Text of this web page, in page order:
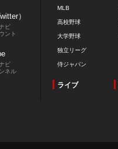
）
ビ
ント
ビ
ネル
MLB
高校野球
大学野球
独立リーグ
侍ジャパン
ライブ